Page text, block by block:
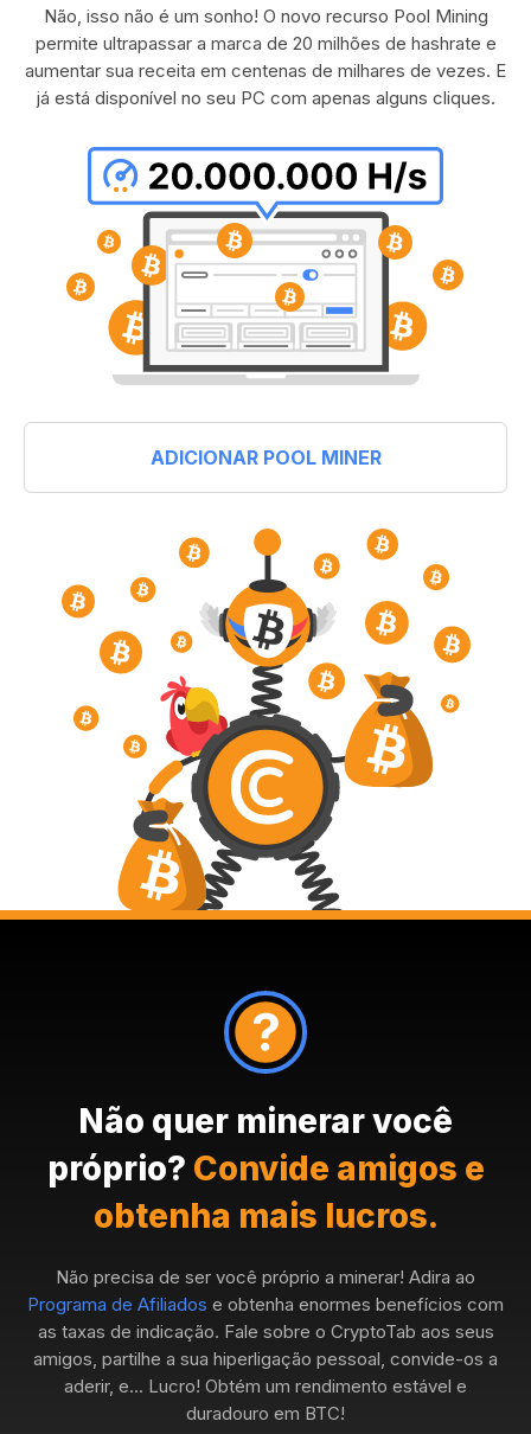
Não, isso não é um sonho! O novo recurso Pool Mining
permite ultrapassar a marca de 20 milhões de hashrate e
aumentar sua receita em centenas de milhares de vezes. E
já está disponível no seu PC com apenas alguns cliques.
ADICIONAR POOL MINER
Não quer minerar você
próprio? Convide amigos e
obtenha mais lucros.
Não precisa de ser você próprio a minerar! Adira ao
Programa de Afiliados e obtenha enormes benefícios com
as taxas de indicação. Fale sobre o CryptoTab aos seus
amigos, partilhe a sua hiperligação pessoal, convide-os a
aderir, e... Lucro! Obtém um rendimento estável e
duradouro em BTC!